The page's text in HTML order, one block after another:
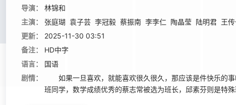
导演：
林锦和
主演：
张庭瑚 袁子芸 李冠毅 蔡振南 李李仁 陶晶莹 陆明君 王
更新：
2025-11-30 03:51
备注：
HD中字
语言：
国语
剧情：
如果一旦喜欢，就能喜欢很久很久，那应该是件快乐的
班同学，数学成绩优秀的蔡志常被选为班长，邱素芬则是特